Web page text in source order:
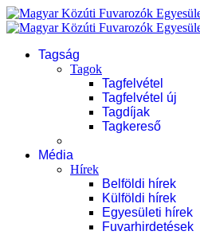
Tagság
Tagok
Tagfelvétel
Tagfelvétel új
Tagdíjak
Tagkereső
Média
Hírek
Belföldi hírek
Külföldi hírek
Egyesületi hírek
Fuvarhirdetések